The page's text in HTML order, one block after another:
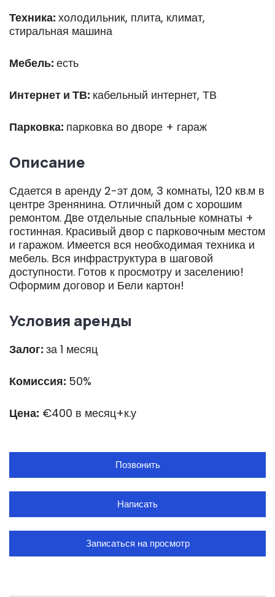
Техника: холодильник, плита, климат,
стиральная машина
Мебель: есть
Интернет и ТВ: кабельный интернет, ТВ
Парковка: парковка во дворе + гараж
Описание
Сдается в аренду 2-эт дом, 3 комнаты, 120 кв.м в
центре Зренянина. Отличный дом с хорошим
ремонтом. Две отдельные спальные комнаты +
гостинная. Красивый двор с парковочным местом
и гаражом. Имеется вся необходимая техника и
мебель. Вся инфраструктура в шаговой
доступности. Готов к просмотру и заселению!
Оформим договор и Бели картон!
Условия аренды
Залог: за 1 месяц
Комиссия: 50%
Цена: €400 в месяц+к.у
Позвонить
Написать
Записаться на просмотр